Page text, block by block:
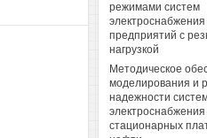
режимами систем
предприятий с
нагрузкой
Методическое
моделирования и
надежности
электроснабжения
стационарных